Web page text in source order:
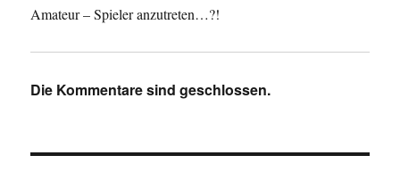
Amateur – Spieler anzutreten…?!
Die Kommentare sind geschlossen.